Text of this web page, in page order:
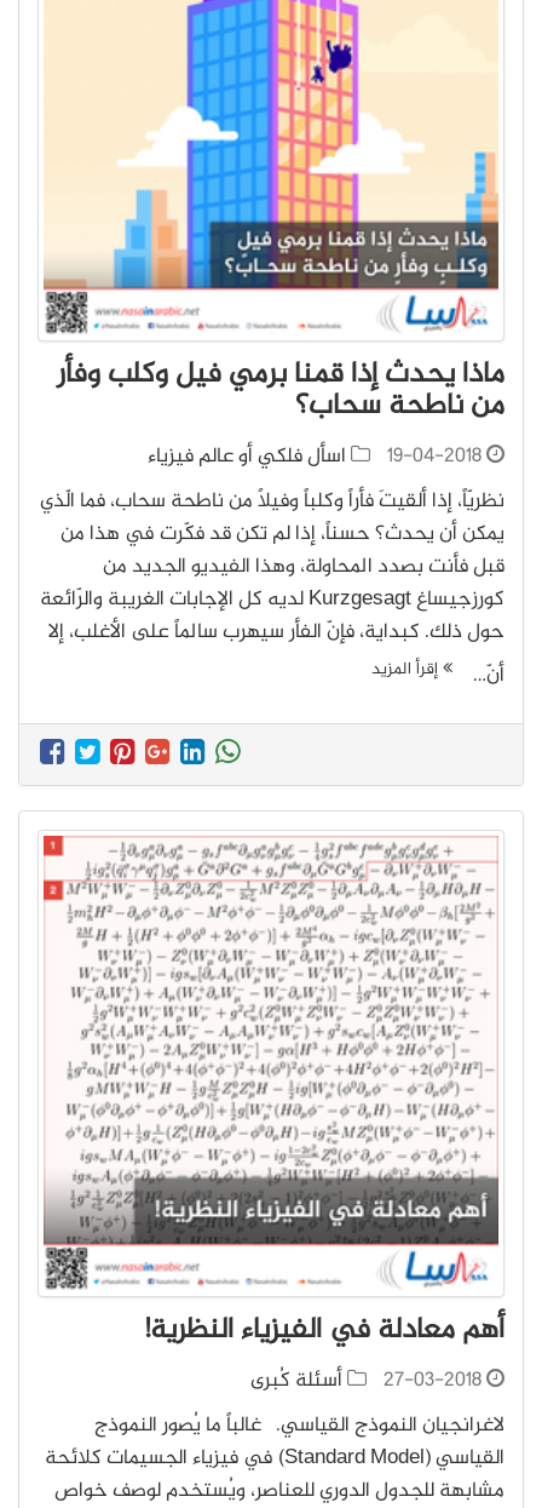
ماذا يحدث إذا قمنا برمي فيل وكلب وفأر
من ناطحة سحاب؟
19-04-2018
اسأل فلكي أو عالم فيزياء
نظريّاً، إذا ألقيتَ فأراً وكلباً وفيلاً من ناطحة سحاب، فما الّذي
يمكن أن يحدث؟ حسناً، إذا لم تكن قد فكّرت في هذا من
قبل فأنت بصدد المحاولة، وهذا الفيديو الجديد من
كورزجيساغ Kurzgesagt لديه كل الإجابات الغريبة والرّائعة
حول ذلك. كبداية، فإنّ الفأر سيهرب سالماً على الأغلب، إلا
أنّ…
إقرأ المزيد
أهم معادلة في الفيزياء النظرية!
27-03-2018
أسئلة كُبرى
لاغرانجيان النموذج القياسي. غالباً ما يُصور النموذج
القياسي (Standard Model) في فيزياء الجسيمات كلائحة
مشابهة للجدول الدوري للعناصر، ويُستخدم لوصف خواص